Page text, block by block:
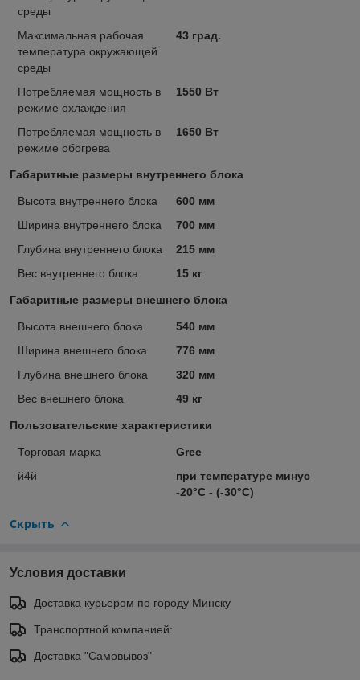
среды
Максимальная рабочая
температура окружающей
среды
43 град.
Потребляемая мощность в
режиме охлаждения
1550 Вт
Потребляемая мощность в
режиме обогрева
1650 Вт
Габаритные размеры внутреннего блока
Высота внутреннего блока
600 мм
Ширина внутреннего блока
700 мм
Глубина внутреннего блока
215 мм
Вес внутреннего блока
15 кг
Габаритные размеры внешнего блока
Высота внешнего блока
540 мм
Ширина внешнего блока
776 мм
Глубина внешнего блока
320 мм
Вес внешнего блока
49 кг
Пользовательские характеристики
Торговая марка
Gree
й4й
при температуре минус
-20°C - (-30°C)
Скрыть
Условия доставки
Доставка курьером по городу Минску
Транспортной компанией:
Доставка "Самовывоз"